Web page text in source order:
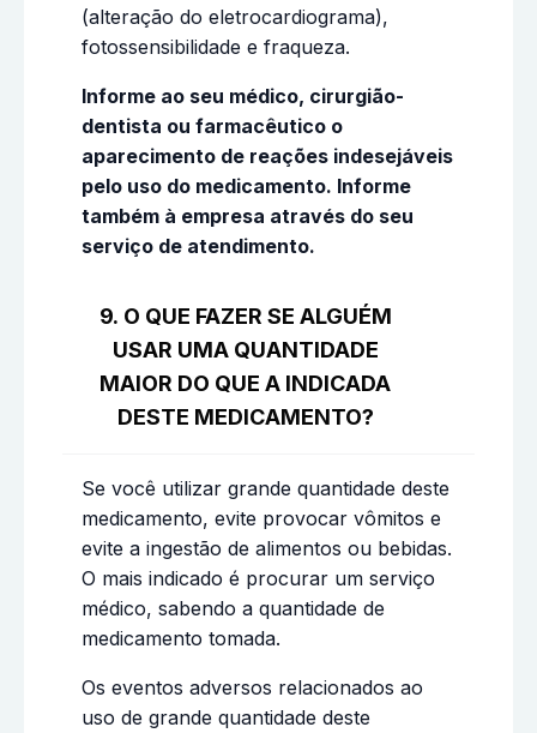
(alteração do eletrocardiograma),
fotossensibilidade e fraqueza.
Informe ao seu médico, cirurgião-
dentista ou farmacêutico o
aparecimento de reações indesejáveis
pelo uso do medicamento. Informe
também à empresa através do seu
serviço de atendimento.
9. O QUE FAZER SE ALGUÉM
USAR UMA QUANTIDADE
MAIOR DO QUE A INDICADA
DESTE MEDICAMENTO?
Se você utilizar grande quantidade deste
medicamento, evite provocar vômitos e
evite a ingestão de alimentos ou bebidas.
O mais indicado é procurar um serviço
médico, sabendo a quantidade de
medicamento tomada.
Os eventos adversos relacionados ao
uso de grande quantidade deste